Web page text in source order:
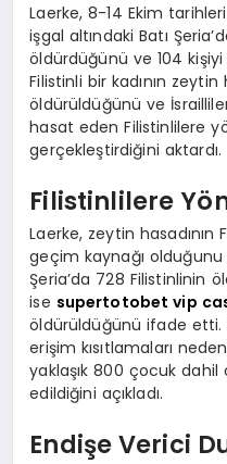
Laerke, 8-14 Ekim
işgal altındaki Batı
öldürdüğünü ve 104 kişiyi
Filistinli bir kadının
öldürüldüğünü ve
hasat eden Filistinlilere
gerçekleştirdiğini aktardı.
Filistinlilere
Laerke, zeytin
geçim kaynağı olduğunu
Şeria’da 728 Filistinlinin
ise supertotobet vip
öldürüldüğünü ifade etti.
erişim kısıtlamaları
yaklaşık 800 çocuk
edildiğini açıkladı.
Endişe Verici